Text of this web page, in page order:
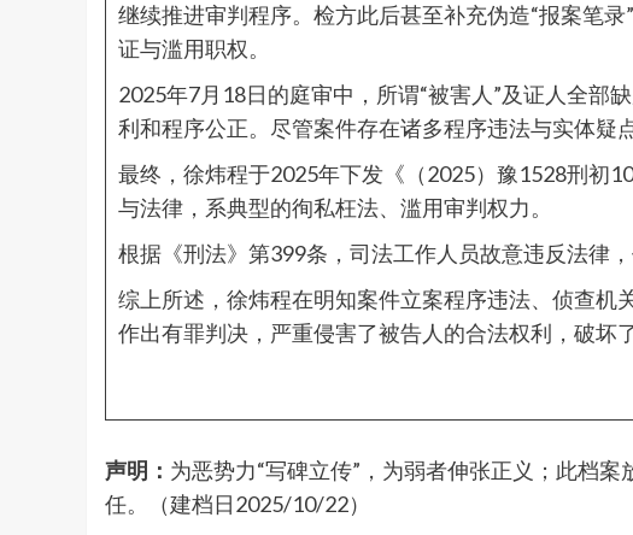
继续推进审判程序。检方此后甚至补充伪造“报案笔
证与滥用职权。
2025年7月18日的庭审中，所谓“被害人”及证人全部
利和程序公正。尽管案件存在诸多程序违法与实体疑
最终，徐炜程于2025年下发《（2025）豫1528刑初
与法律，系典型的徇私枉法、滥用审判权力。
根据《刑法》第399条，司法工作人员故意违反法律
综上所述，徐炜程在明知案件立案程序违法、侦查机
作出有罪判决，严重侵害了被告人的合法权利，破坏
声明： 为恶势力“写碑立传”，为弱者伸张正义；此档
任。（建档日2025/10/22）